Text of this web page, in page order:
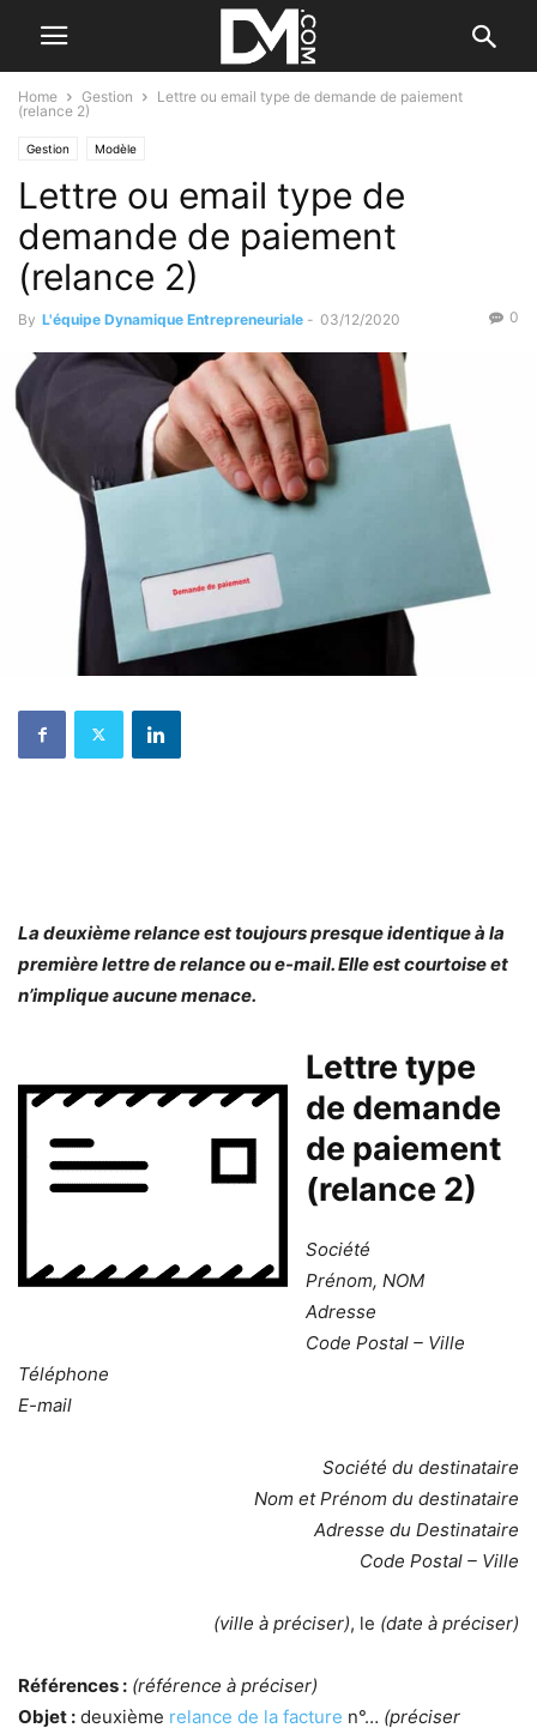
Home Gestion
Lettre ou email type de demande de paiement
(relance 2)
Gestion Modèle
Lettre ou email type de
demande de paiement
(relance 2)
By L'équipe Dynamique Entrepreneuriale - 03/12/2020 0
La deuxième relance est toujours presque identique à la
première lettre de relance ou e-mail. Elle est courtoise et
n’implique aucune menace.
Lettre type
de demande
de paiement
(relance 2)
Société
Prénom, NOM
Adresse
Code Postal – Ville
Téléphone
E-mail
Société du destinataire
Nom et Prénom du destinataire
Adresse du Destinataire
Code Postal – Ville
(ville à préciser), le (date à préciser)
Références : (référence à préciser)
Objet : deuxième relance de la facture n°… (préciser